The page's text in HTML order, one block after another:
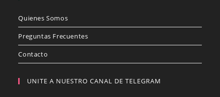
Quienes Somos
Preguntas Frecuentes
Contacto
UNITE A NUESTRO CANAL DE TELEGRAM